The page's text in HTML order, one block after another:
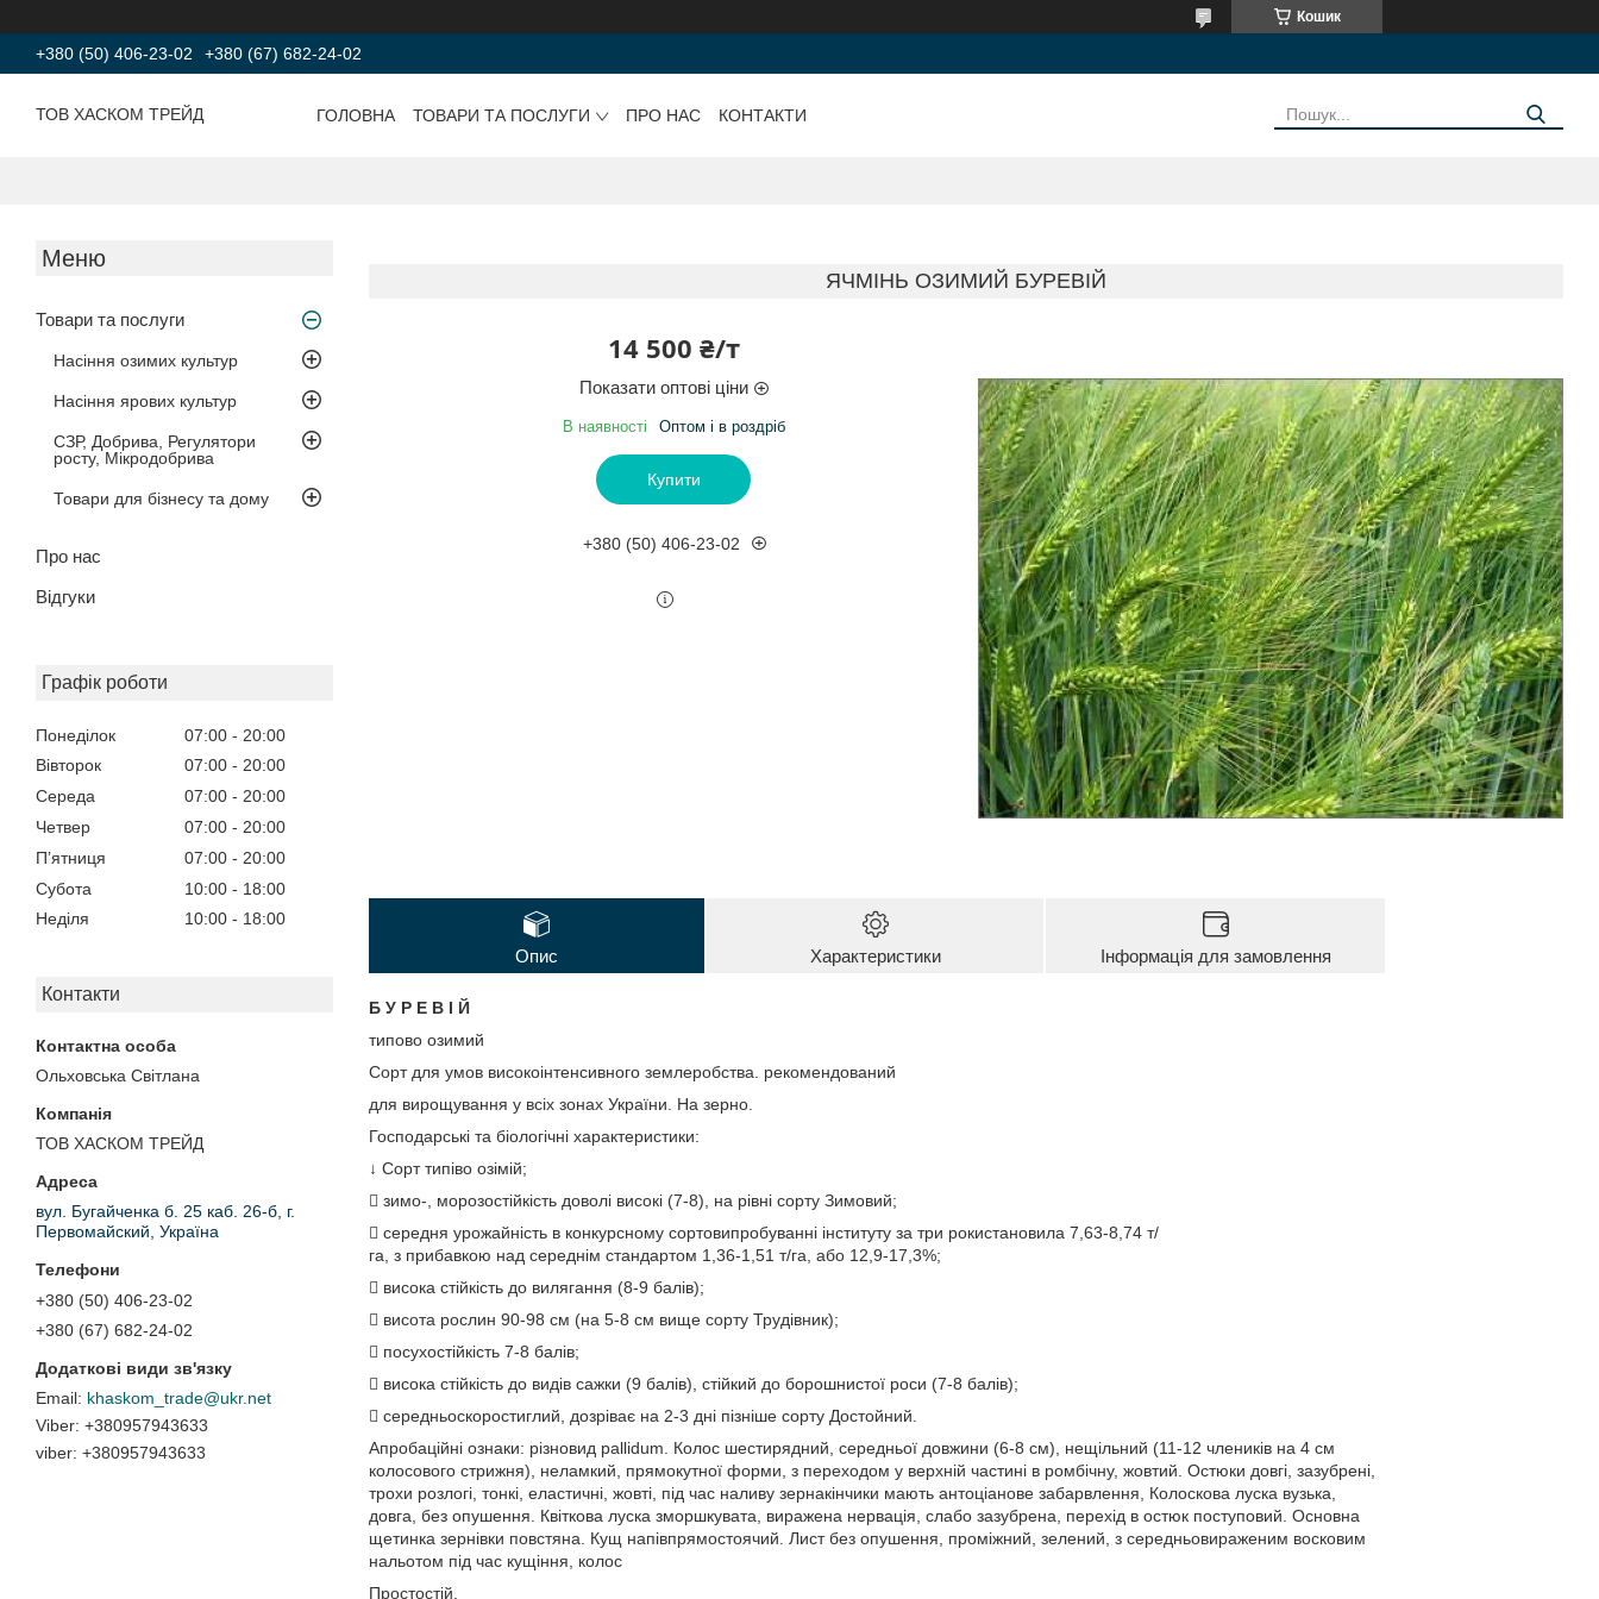
Кошик
+380 (50) 406-23-02 +380 (67) 682-24-02
ТОВ ХАСКОМ ТРЕЙД ГОЛОВНА ТОВАРИ ТА ПОСЛУГИ ПРО НАС КОНТАКТИ
Товари та послуги
Насіння озимих культур
Насіння ярових культур
СЗР, Добрива, Регулятори
росту, Мікродобрива
Товари для бізнесу та дому
Про нас
Відгуки
Графік роботи
Понеділок 07:00
20:00
Вівторок
07:00
20:00
Середа
07:00
20:00
Четвер
07:00
20:00
Пʼятниця
07:00
20:00
Субота
10:00
18:00
Неділя
10:00 18:00
Контакти
Ольховська Світлана
ТОВ ХАСКОМ ТРЕЙД
вул. Бугайченка б. 25 каб. 26-б, г.
Первомайский, Україна
+380 (50) 406-23-02
+380 (67) 682-24-02
khaskom_trade@ukr.net
+380957943633
viber +380957943633
ЯЧМІНЬ ОЗИМИЙ БУРЕВІЙ
14 500 ₴/т
Показати оптові ціни
В наявності Оптом і в роздріб
Купити
+380 (50) 406-23-02
Опис Характеристики Інформація для замовлення
Б У Р Е В І Й
типово озимий
Сорт для умов високоінтенсивного землеробства. рекомендований
для вирощування у всіх зонах України. На зерно.
Господарські та біологічні характеристики:
↓ Сорт типіво озімій;
 зимо-, морозостійкість доволі високі (7-8), на рівні сорту Зимовий;
 середня урожайність в конкурсному сортовипробуванні інституту за три рокистановила 7,63-8,74 т/
га, з прибавкою над середнім стандартом 1,36-1,51 т/га, або 12,9-17,3%;
 висока стійкість до вилягання (8-9 балів);
 висота рослин 90-98 см (на 5-8 см вище сорту Трудівник);
 посухостійкість 7-8 балів;
 висока стійкість до видів сажки (9 балів), стійкий до борошнистої роси (7-8 балів);
 середньоскоростиглий, дозріває на 2-3 дні пізніше сорту Достойний.
Апробаційні ознаки: різновид pallidum. Колос шестирядний, середньої довжини (6-8 см), нещільний (11-12 члеників на 4 см
колосового стрижня), неламкий, прямокутної форми, з переходом у верхній частині в ромбічну, жовтий. Остюки довгі, зазубрені,
трохи розлогі, тонкі, еластичні, жовті, під час наливу зернакінчики мають антоціанове забарвлення, Колоскова луска вузька,
довга, без опушення. Квіткова луска зморшкувата, виражена нервація, слабо зазубрена, перехід в остюк поступовий. Основна
щетинка зернівки повстяна. Кущ напівпрямостоячий. Лист без опушення, проміжний, зелений, з середньовираженим восковим
нальотом під час кущіння, колос
Простостій.